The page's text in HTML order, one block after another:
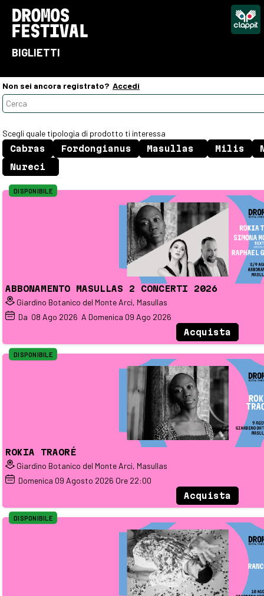
BIGLIETTI
Non sei ancora registrato? Accedi
Scegli quale tipologia di prodotto ti interessa
ABBONAMENTO MASULLAS 2 CONCERTI 2026
Giardino Botanico del Monte Arci, Masullas
Da 08 Ago 2026 A Domenica 09 Ago 2026
DISPONIBILE
Acquista
ROKIA TRAORÉ
Giardino Botanico del Monte Arci, Masullas
Domenica 09 Agosto 2026 Ore 22:00
DISPONIBILE
Acquista
DISPONIBILE